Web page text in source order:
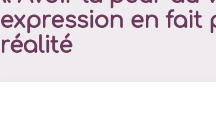
expression en fait
réalité